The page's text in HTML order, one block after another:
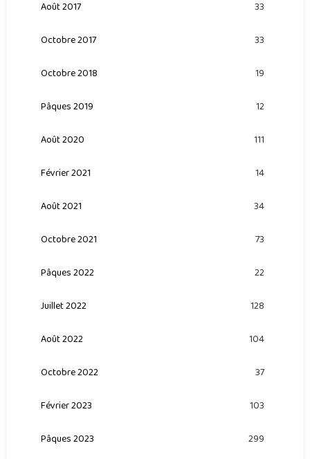
Août 2017 33
Octobre 2017 33
Octobre 2018 19
Pâques 2019 12
Août 2020 111
Février 2021 14
Août 2021 34
Octobre 2021 73
Pâques 2022 22
Juillet 2022 128
Août 2022 104
Octobre 2022 37
Février 2023 103
Pâques 2023 299